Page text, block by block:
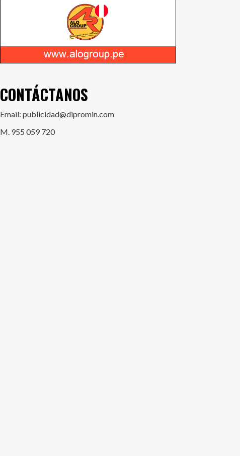
CONTÁCTANOS
Email: publicidad@dipromin.com
M. 955 059 720